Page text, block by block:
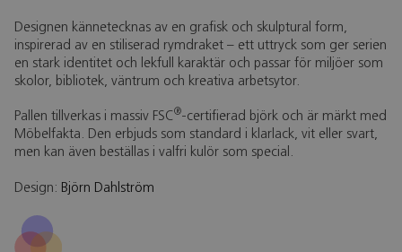
Designen kännetecknas av en grafisk och skulptural form,
inspirerad av en stiliserad rymdraket – ett uttryck som ger serien
en stark identitet och lekfull karaktär och passar för miljöer som
skolor, bibliotek, väntrum och kreativa arbetsytor.
Pallen tillverkas i massiv FSC®-certifierad björk och är märkt med
Möbelfakta. Den erbjuds som standard i klarlack, vit eller svart,
men kan även beställas i valfri kulör som special.
Design: Björn Dahlström